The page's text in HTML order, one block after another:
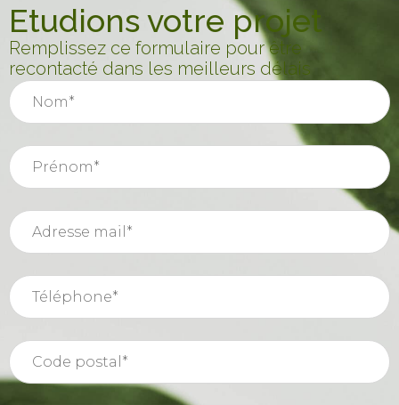
Etudions votre projet
Remplissez ce formulaire pour être
recontacté dans les meilleurs délais